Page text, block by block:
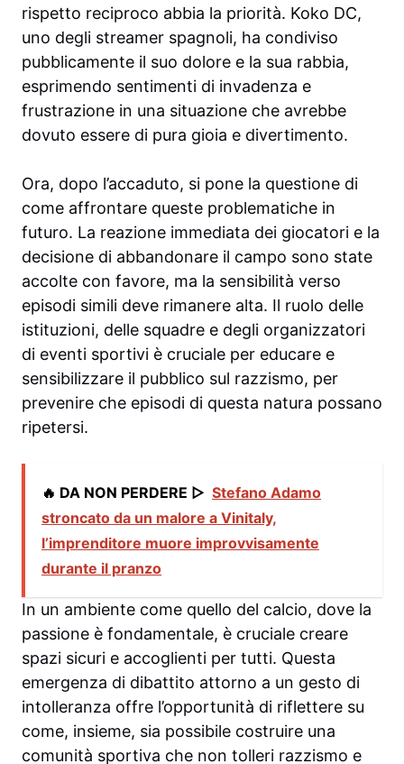
rispetto reciproco abbia la priorità. Koko DC,
uno degli streamer spagnoli, ha condiviso
pubblicamente il suo dolore e la sua rabbia,
esprimendo sentimenti di invadenza e
frustrazione in una situazione che avrebbe
dovuto essere di pura gioia e divertimento.
Ora, dopo l’accaduto, si pone la questione di
come affrontare queste problematiche in
futuro. La reazione immediata dei giocatori e la
decisione di abbandonare il campo sono state
accolte con favore, ma la sensibilità verso
episodi simili deve rimanere alta. Il ruolo delle
istituzioni, delle squadre e degli organizzatori
di eventi sportivi è cruciale per educare e
sensibilizzare il pubblico sul razzismo, per
prevenire che episodi di questa natura possano
ripetersi.
🔥 DA NON PERDERE ▷ Stefano Adamo
stroncato da un malore a Vinitaly,
l’imprenditore muore improvvisamente
durante il pranzo
In un ambiente come quello del calcio, dove la
passione è fondamentale, è cruciale creare
spazi sicuri e accoglienti per tutti. Questa
emergenza di dibattito attorno a un gesto di
intolleranza offre l’opportunità di riflettere su
come, insieme, sia possibile costruire una
comunità sportiva che non tolleri razzismo e